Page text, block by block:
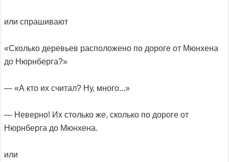
или спрашивают
«Сколько деревьев расположено по дороге от Мюнхена
до Нюрнберга?»
— «А кто их считал? Ну, много...»
— Неверно! Их столько же, сколько по дороге от
Нюрнберга до Мюнхена.
или